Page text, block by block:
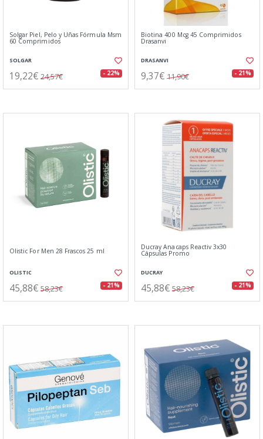
Solgar Piel, Pelo y Uñas Fórmula Msm
60 Comprimidos
SOLGAR
19,22€ 24,57€ - 22%
Biotina 400 Mcg 45 Comprimidos
Drasanvi
DRASANVI
9,37€ 11,90€ - 21%
Olistic For Men 28 Frascos 25 ml
OLISTIC
45,88€ 58,23€ - 21%
Ducray Anacaps Reactiv 3x30
Cápsulas Promo
DUCRAY
45,88€ 58,23€ - 21%